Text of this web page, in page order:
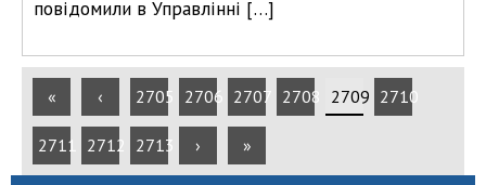
повідомили в Управлінні […]
« ‹ 2705 2706 2707 2708 2709 2710
2711 2712 2713 › »